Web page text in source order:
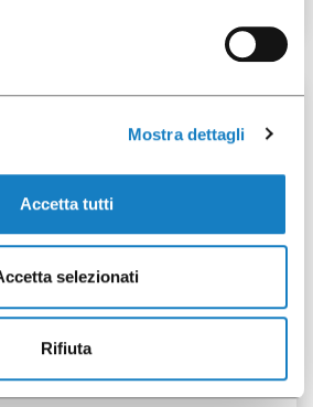
Mostra dettagli
Accetta tutti
selezionati
Rifiuta
072127